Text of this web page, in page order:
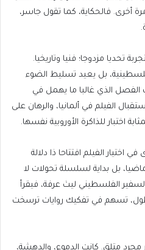
أخرى. فالحكاية، كما تقول جاسر،
تحديا مزدوجا؛ فنيا وتاريخيا.
بل يعيد تسليط الضوء
الفصل الذي غالبا ما يهمل في
الفيلم في ألمانيا، والرهان على
اختبار للذاكرة الأوروبية نفسها.
اختيار الفيلم افتتاحا ذا دلالة
عام 1936 ليست ماضيا، بل بداية لسلسلة تحولات لا
السفير الفلسطيني ليث عرفة، فيقرأ
تسهم في تفكيك روايات ترسخت
متلق. كانت الدموع، والدهشة،